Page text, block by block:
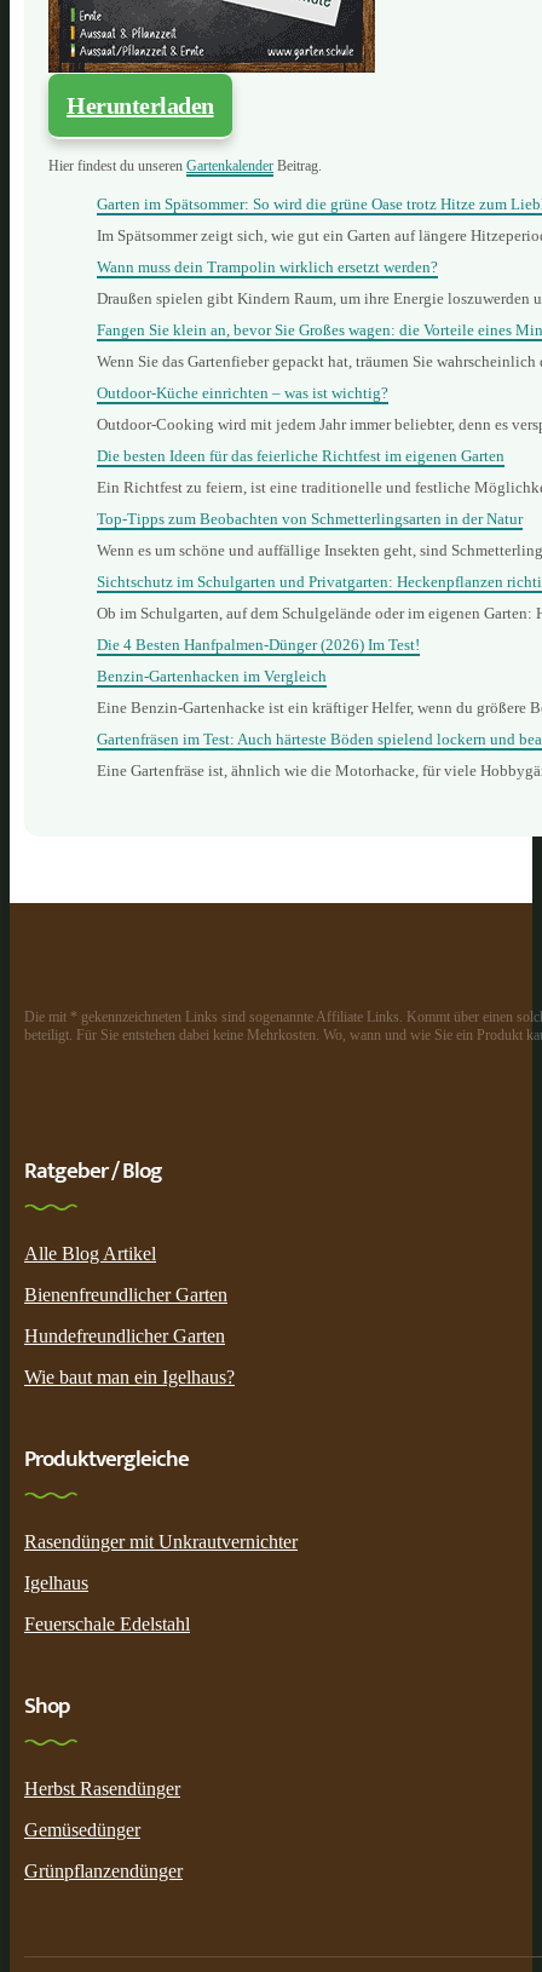
Herunterladen
Hier findest du unseren Gartenkalender Beitrag.
Garten im Spätsommer: So wird die grüne Oase trotz Hitze zum
Im Spätsommer zeigt sich, wie gut ein Garten auf längere
Wann muss dein Trampolin wirklich ersetzt werden?
Draußen spielen gibt Kindern Raum, um ihre Energie
Fangen Sie klein an, bevor Sie Großes wagen: die Vorteile eines
Wenn Sie das Gartenfieber gepackt hat, träumen Sie
Outdoor-Küche einrichten – was ist wichtig?
Outdoor-Cooking wird mit jedem Jahr immer beliebter, denn es
Die besten Ideen für das feierliche Richtfest im eigenen Garten
Ein Richtfest zu feiern, ist eine traditionelle und festliche
Top-Tipps zum Beobachten von Schmetterlingsarten in der Natur
Wenn es um schöne und auffällige Insekten geht, sind
Sichtschutz im Schulgarten und Privatgarten: Heckenpflanzen
Ob im Schulgarten, auf dem Schulgelände oder im eigenen
Die 4 Besten Hanfpalmen-Dünger (2026) Im Test!
Benzin‑Gartenhacken im Vergleich
Eine Benzin‑Gartenhacke ist ein kräftiger Helfer, wenn du
Gartenfräsen im Test: Auch härteste Böden spielend lockern und
Eine Gartenfräse ist, ähnlich wie die Motorhacke, für viele
Die mit * gekennzeichneten Links sind sogenannte Affiliate Links. Kommt über einen
beteiligt. Für Sie entstehen dabei keine Mehrkosten. Wo, wann und wie Sie ein Produkt
Ratgeber / Blog
Alle Blog Artikel
Bienenfreundlicher Garten
Hundefreundlicher Garten
Wie baut man ein Igelhaus?
Produktvergleiche
Rasendünger mit Unkrautvernichter
Igelhaus
Feuerschale Edelstahl
Shop
Herbst Rasendünger
Gemüsedünger
Grünpflanzendünger